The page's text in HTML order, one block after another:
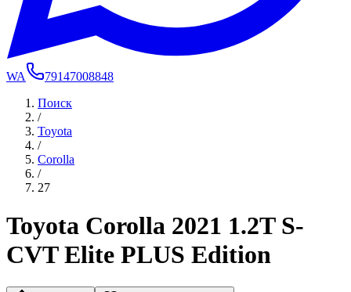
WA
79147008848
Поиск
/
Toyota
/
Corolla
/
27
Toyota Corolla 2021 1.2T S-
CVT Elite PLUS Edition